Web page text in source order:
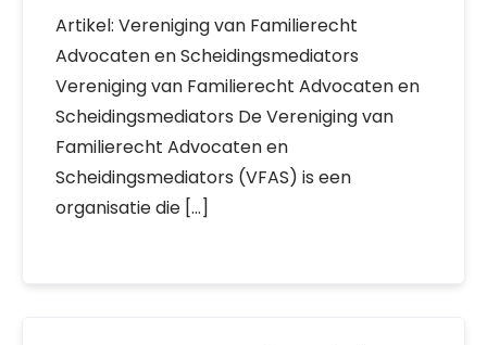
Artikel: Vereniging van Familierecht
Advocaten en Scheidingsmediators
Vereniging van Familierecht Advocaten en
Scheidingsmediators De Vereniging van
Familierecht Advocaten en
Scheidingsmediators (VFAS) is een
organisatie die […]